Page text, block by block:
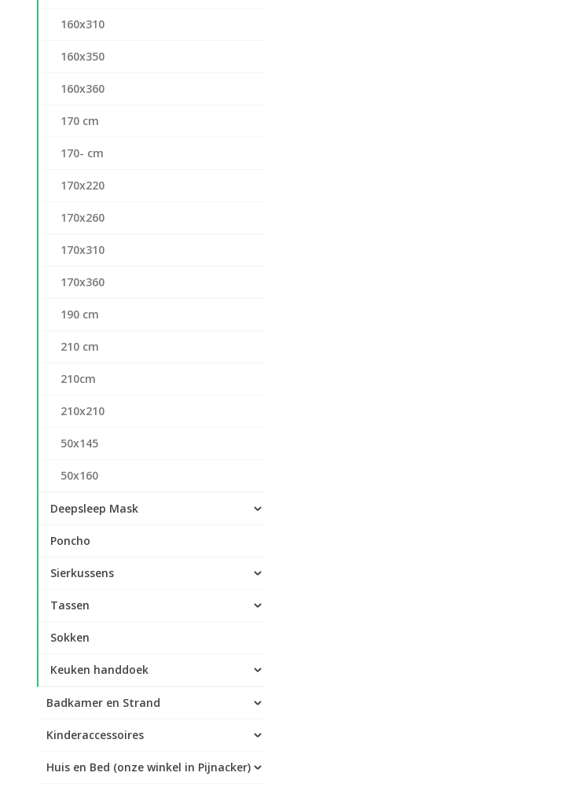
160x310
160x350
160x360
170 cm
170- cm
170x220
170x260
170x310
170x360
190 cm
210 cm
210cm
210x210
50x145
50x160
Deepsleep Mask
Poncho
Sierkussens
Tassen
Sokken
Keuken handdoek
Badkamer en Strand
Kinderaccessoires
Huis en Bed (onze winkel in Pijnacker)